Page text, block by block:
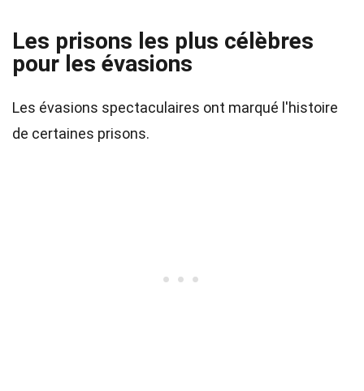
Les prisons les plus célèbres
pour les évasions
Les évasions spectaculaires ont marqué l'histoire
de certaines prisons.